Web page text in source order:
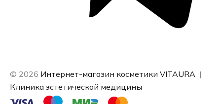
© 2026 Интернет-магазин косметики VITAURA |
Клиника эстетической медицины